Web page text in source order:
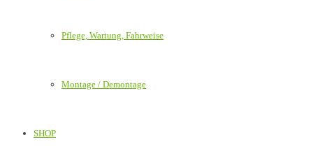
Pflege, Wartung, Fahrweise
Montage / Demontage
SHOP